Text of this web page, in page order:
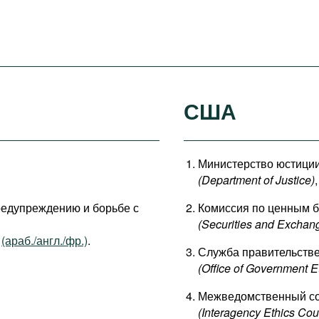
и борьбе с
(араб./англ./фр.).
США
Министерство
(Department of Justice)
Комиссия по ценным
(Securities and
Служба
(Office of Government
Межведомственный
(Interagency Ethics